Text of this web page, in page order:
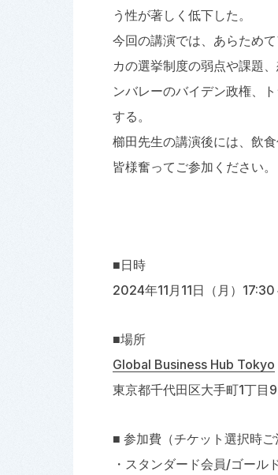
う性が著しく低下した。
今回の講演では、あらため
カの選挙制度の弱点や課題
ンバレーのバイデン政権、
する。
櫛田先生の講演後には、飲
皆様奮ってご参加ください。
■日時
2024年11月11日（月）
■場所
Global Business Hub Tokyo
東京都千代田区大手町1丁目
■ 参加費（チケット選択時ご
・スタンダード会員/ゴール